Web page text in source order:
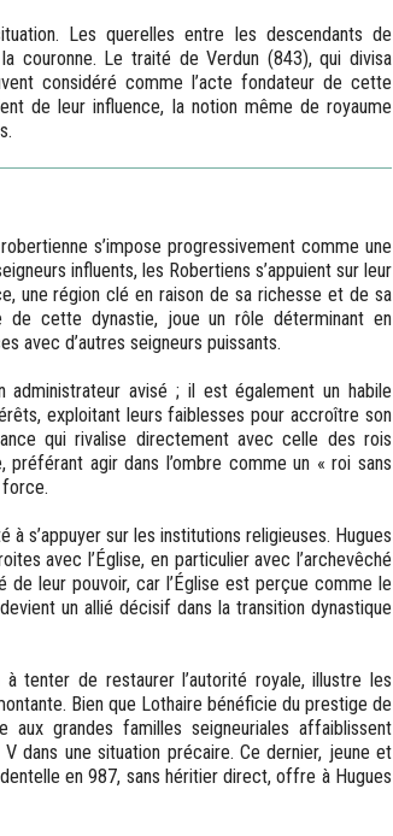
Les querelles entre les descendants de
couronne. Le traité de Verdun (843), qui divisa
considéré comme l’acte fondateur de cette
de leur influence, la notion même de royaume
s’impose progressivement comme une
influents, les Robertiens s’appuient sur leur
une région clé en raison de sa richesse et de sa
de cette dynastie, joue un rôle déterminant en
avec d’autres seigneurs puissants.
administrateur avisé ; il est également un habile
exploitant leurs faiblesses pour accroître son
qui rivalise directement avec celle des rois
agir dans l’ombre comme un « roi sans
force.
s’appuyer sur les institutions religieuses. Hugues
avec l’Église, en particulier avec l’archevêché
leur pouvoir, car l’Église est perçue comme le
un allié décisif dans la transition dynastique
tenter de restaurer l’autorité royale, illustre les
Bien que Lothaire bénéficie du prestige de
grandes familles seigneuriales affaiblissent
dans une situation précaire. Ce dernier, jeune et
en 987, sans héritier direct, offre à Hugues